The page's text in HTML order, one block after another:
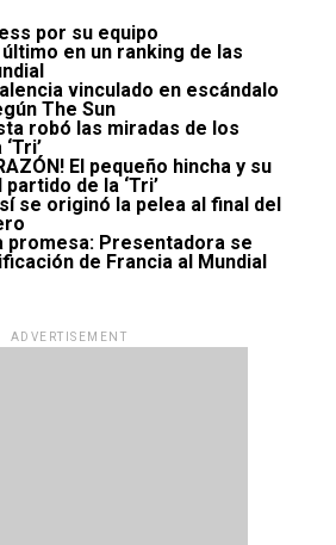
por su equipo
en un ranking de las
vinculado en escándalo
The Sun
robó las miradas de los
El pequeño hincha y su
de la ‘Tri’
se originó la pelea al final del
promesa: Presentadora se
de Francia al Mundial
ADVERTISEMENT